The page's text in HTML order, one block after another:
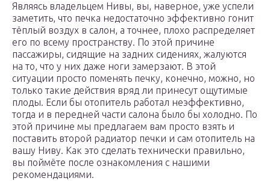
Являясь владельцем Нивы, вы, наверное, уже успели
заметить, что печка недостаточно эффективно гонит
тёплый воздух в салон, а точнее, плохо распределяет
его по всему пространству. По этой причине
пассажиры, сидящие на задних сидениях, жалуются
на то, что у них даже ноги замерзают. В этой
ситуации просто поменять печку, конечно, можно, но
только такие действия вряд ли принесут ощутимые
плоды. Если бы отопитель работал неэффективно,
тогда и в передней части салона было бы холодно. По
этой причине мы предлагаем вам просто взять и
поставить второй радиатор печки и сам отопитель на
вашу Ниву. Как это сделать технически правильно,
вы поймёте после ознакомления с нашими
рекомендациями.